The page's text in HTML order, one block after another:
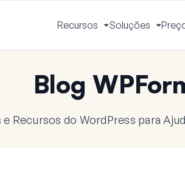
Recursos
Alternar
Menu
Soluções
Menu
Blog
Recursos do WordPress para